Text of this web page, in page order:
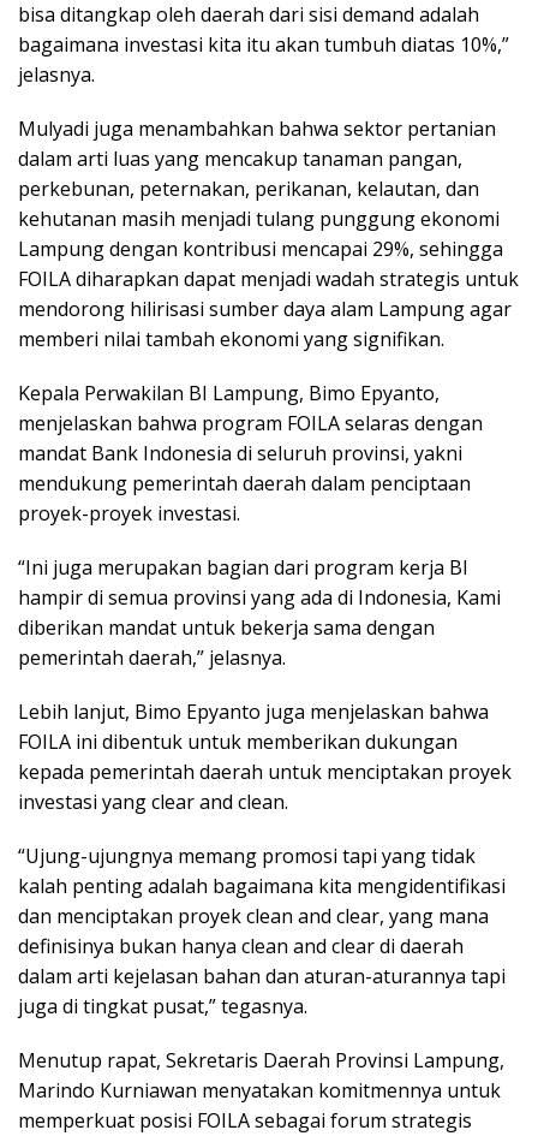
bisa ditangkap oleh daerah dari sisi demand adalah
bagaimana investasi kita itu akan tumbuh diatas 10%,”
jelasnya.
Mulyadi juga menambahkan bahwa sektor pertanian
dalam arti luas yang mencakup tanaman pangan,
perkebunan, peternakan, perikanan, kelautan, dan
kehutanan masih menjadi tulang punggung ekonomi
Lampung dengan kontribusi mencapai 29%, sehingga
FOILA diharapkan dapat menjadi wadah strategis untuk
mendorong hilirisasi sumber daya alam Lampung agar
memberi nilai tambah ekonomi yang signifikan.
Kepala Perwakilan BI Lampung, Bimo Epyanto,
menjelaskan bahwa program FOILA selaras dengan
mandat Bank Indonesia di seluruh provinsi, yakni
mendukung pemerintah daerah dalam penciptaan
proyek-proyek investasi.
“Ini juga merupakan bagian dari program kerja BI
hampir di semua provinsi yang ada di Indonesia, Kami
diberikan mandat untuk bekerja sama dengan
pemerintah daerah,” jelasnya.
Lebih lanjut, Bimo Epyanto juga menjelaskan bahwa
FOILA ini dibentuk untuk memberikan dukungan
kepada pemerintah daerah untuk menciptakan proyek
investasi yang clear and clean.
“Ujung-ujungnya memang promosi tapi yang tidak
kalah penting adalah bagaimana kita mengidentifikasi
dan menciptakan proyek clean and clear, yang mana
definisinya bukan hanya clean and clear di daerah
dalam arti kejelasan bahan dan aturan-aturannya tapi
juga di tingkat pusat,” tegasnya.
Menutup rapat, Sekretaris Daerah Provinsi Lampung,
Marindo Kurniawan menyatakan komitmennya untuk
memperkuat posisi FOILA sebagai forum strategis